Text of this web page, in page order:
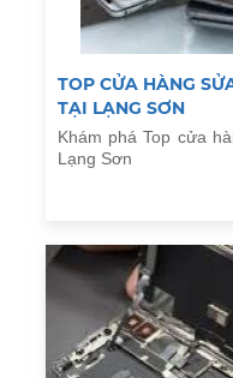
TOP CỬA HÀNG
TẠI LẠNG SƠN
Khám phá Top cửa
Lạng Sơn